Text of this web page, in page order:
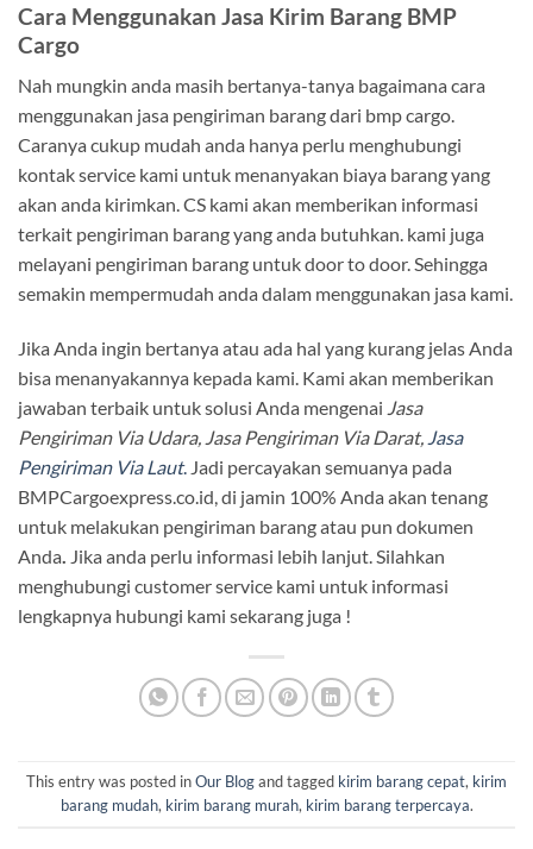
Cara Menggunakan Jasa Kirim Barang BMP
Cargo
Nah mungkin anda masih bertanya-tanya bagaimana cara
menggunakan jasa pengiriman barang dari bmp cargo.
Caranya cukup mudah anda hanya perlu menghubungi
kontak service kami untuk menanyakan biaya barang yang
akan anda kirimkan. CS kami akan memberikan informasi
terkait pengiriman barang yang anda butuhkan. kami juga
melayani pengiriman barang untuk door to door. Sehingga
semakin mempermudah anda dalam menggunakan jasa kami.
Jika Anda ingin bertanya atau ada hal yang kurang jelas Anda
bisa menanyakannya kepada kami. Kami akan memberikan
jawaban terbaik untuk solusi Anda mengenai Jasa
Pengiriman Via Udara, Jasa Pengiriman Via Darat, Jasa
Pengiriman Via Laut. Jadi percayakan semuanya pada
BMPCargoexpress.co.id, di jamin 100% Anda akan tenang
untuk melakukan pengiriman barang atau pun dokumen
Anda. Jika anda perlu informasi lebih lanjut. Silahkan
menghubungi customer service kami untuk informasi
lengkapnya hubungi kami sekarang juga !
This entry was posted inOur Blogand tagged kirim barang cepat, kirim
barang mudah, kirim barang murah, kirim barang terpercaya.